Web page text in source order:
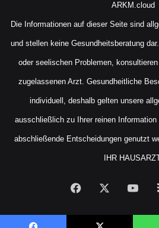
ARKM.cloud
Die Informationen auf dieser Seite sind
und stellen keine Gesundheitsberatung
oder seelischen Problemen,
zugelassenen Arzt. Gesundheitliche
individuell, deshalb gelten unsere
ausschließlich zu Ihrer reinen
abschließende Entscheidungen genutzt
IHR
Facebook